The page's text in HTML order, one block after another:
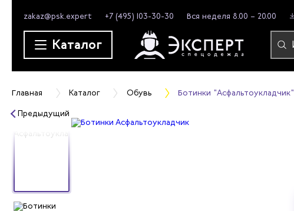
zakaz@psk.expert +7 (495) 103-30-30 Вся неделя 8.00 – 20.00
Каталог
Главная Каталог Обувь
Ботинки "Асфальтоукладчик"
Предыдущий